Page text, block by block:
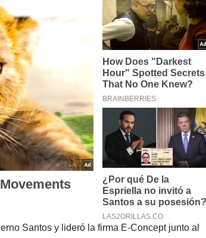
Santos y lideró la firma E-Concept junto al